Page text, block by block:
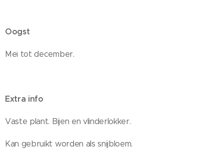
Oogst
Mei tot december.
Extra info
Vaste plant. Bijen en vlinderlokker.
Kan gebruikt worden als snijbloem.